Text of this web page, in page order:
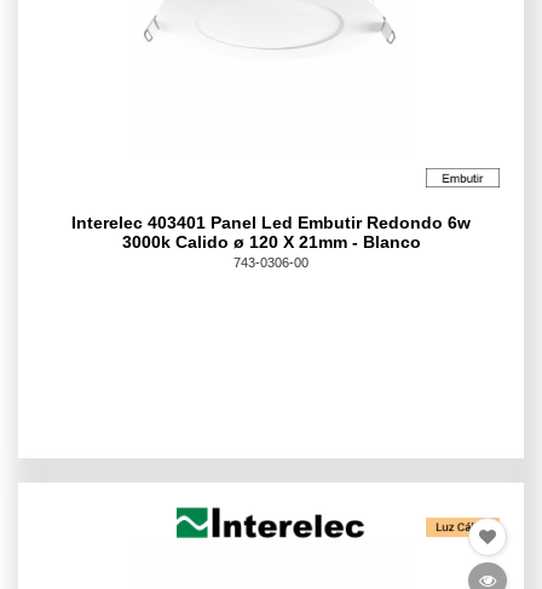
Interelec 403401 Panel Led Embutir Redondo 6w
3000k Calido ø 120 X 21mm - Blanco
743-0306-00